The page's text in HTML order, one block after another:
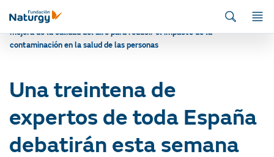
expertos de toda España debatirán esta semana en Valencia sobre la
mejora de la calidad del aire para reducir el impacto de la
contaminación en la salud de las personas
Una treintena de
expertos de toda España
debatirán esta semana